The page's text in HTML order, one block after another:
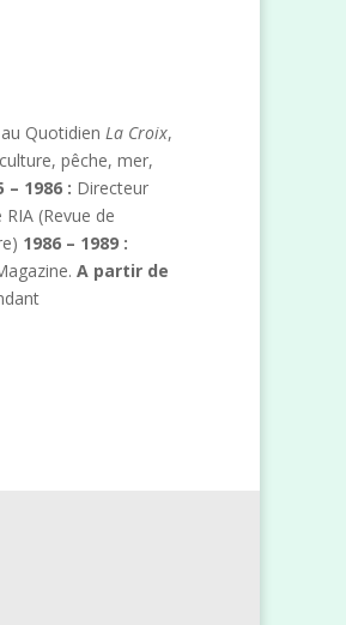
Quotidien La Croix,
pêche, mer,
– 1986 : Directeur
(Revue de
1986 – 1989 :
A partir de